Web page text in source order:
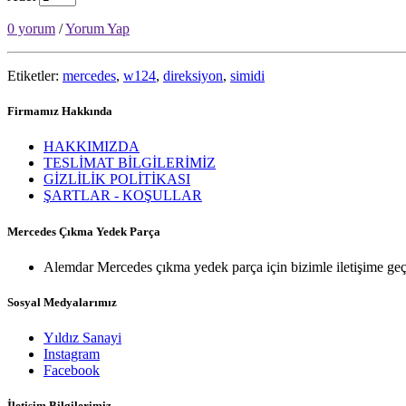
0 yorum /Yorum Yap
Etiketler: mercedes, w124, direksiyon, simidi
Firmamız Hakkında
HAKKIMIZDA
TESLİMAT BİLGİLERİMİZ
GİZLİLİK POLİTİKASI
ŞARTLAR - KOŞULLAR
Mercedes Çıkma Yedek Parça
Alemdar Mercedes çıkma yedek parça için bizimle iletişime
Sosyal Medyalarımız
Yıldız Sanayi
Instagram
Facebook